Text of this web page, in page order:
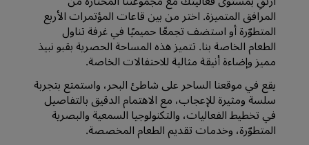
المرافق المتميزة. اختر من بين قاعات المؤتمرات الأربع
المتطوّرة أو استضف تجمعًا حميميًا في غرفة تناول
الطعام الخاصة بنا. تتميز هذه المساحة الحصرية بقبو نبيذ
مميز وإضاءة أنيقة مثالية للاحتفالات الخاصة.
يقع في موقعنا الساحر على شاطئ البحر، واستمتع بتجربة
سلسة ومثيرة للإعجاب، مع الاهتمام الدقيق بالتفاصيل
في تخطيط الفعاليات، والتكنولوجيا السمعية والبصرية
المتطوّرة، وخدمات تقديم الطعام المخصصة.